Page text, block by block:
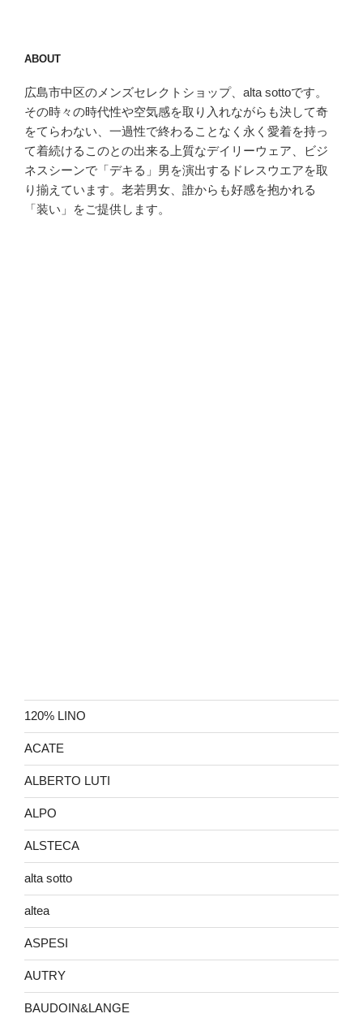
ABOUT
広島市中区のメンズセレクトショップ、alta sottoです。
その時々の時代性や空気感を取り入れながらも決して奇
をてらわない、一過性で終わることなく永く愛着を持っ
て着続けるこのとの出来る上質なデイリーウェア、ビジ
ネスシーンで「デキる」男を演出するドレスウエアを取
り揃えています。老若男女、誰からも好感を抱かれる
「装い」をご提供します。
120% LINO
ACATE
ALBERTO LUTI
ALPO
ALSTECA
alta sotto
altea
ASPESI
AUTRY
BAUDOIN&LANGE